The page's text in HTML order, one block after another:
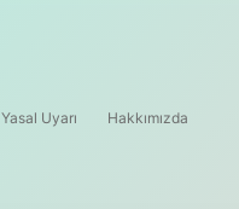
Yasal Uyarı Hakkımızda